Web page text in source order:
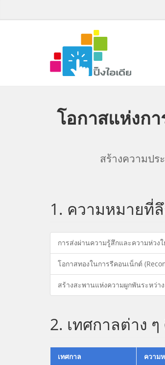
โอกาสแห่งก
สร้างความป
1. ความหมายที่
การส่งผ่านความรู้สึกและความห่วงใ
โอกาสทองในการรีคอนเน็กต์
สร้างสะพานแห่งความผูกพันระหว่า
2. เทศกาลต่าง
เทศกาล ความ